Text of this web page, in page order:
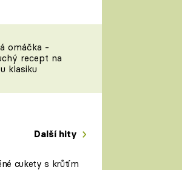
Prima LAJK
Sledujte nás
omáčka -
recept na
klasiku
Další hity
cukety s krůtím